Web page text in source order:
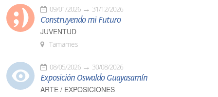
09/01/2026 31/12/2026
Construyendo mi Futuro
JUVENTUD
Tamames
08/05/2026 30/08/2026
Exposición Oswaldo Guayasamín
ARTE / EXPOSICIONES